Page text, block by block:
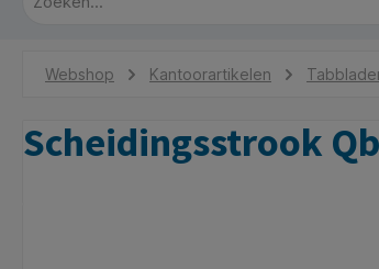
Webshop Kantoorartikelen
Scheidingsstrook